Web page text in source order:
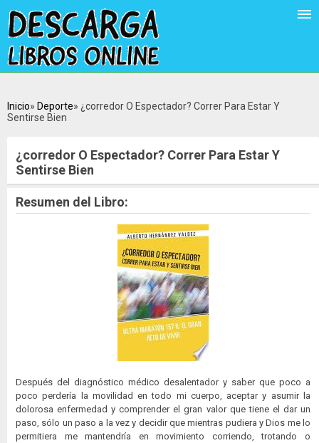
Inicio Deporte
¿corredor O Espectador? Correr Para Estar Y
Sentirse Bien
¿corredor O Espectador? Correr Para Estar Y
Sentirse Bien
Resumen del Libro:
Después del diagnóstico médico desalentador y saber que poco a
poco perdería la movilidad en todo mi cuerpo, aceptar y asumir la
dolorosa enfermedad y comprender el gran valor que tiene el dar un
paso, sólo un paso a la vez y decidir que mientras pudiera y Dios me lo
permitiera me mantendría en movimiento corriendo, trotando o